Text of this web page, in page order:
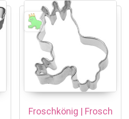
Froschkönig | Frosch